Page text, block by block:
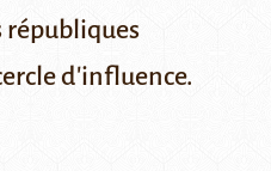
républiques
d'influence.